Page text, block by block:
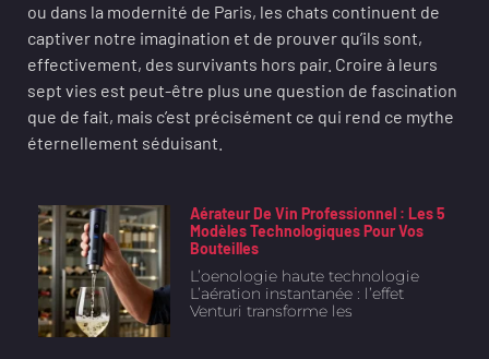
ou dans la modernité de Paris, les chats continuent de
captiver notre imagination et de prouver qu’ils sont,
effectivement, des survivants hors pair. Croire à leurs
sept vies est peut-être plus une question de fascination
que de fait, mais c’est précisément ce qui rend ce mythe
éternellement séduisant.
Aérateur De Vin Professionnel : Les 5
Modèles Technologiques Pour Vos
Bouteilles
L’oenologie haute technologie
L’aération instantanée : l’effet
Venturi transforme les